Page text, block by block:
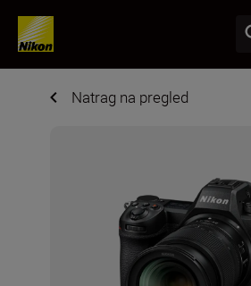
Natrag na pregled